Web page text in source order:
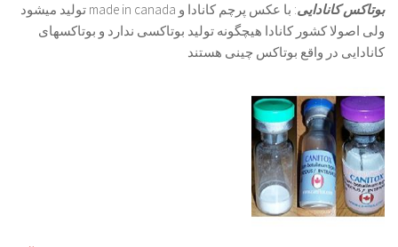
بوتاکس کانادایی
: با عکس پرچم کانادا و made in canada تولید میشود
ولی اصولا کشور کانادا هیچگونه تولید بوتاکسی ندارد و بوتاکسهای
کانادایی در واقع بوتاکس چینی هستند